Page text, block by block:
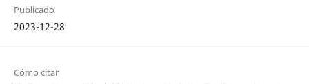
Publicado
2023-12-28
Cómo citar